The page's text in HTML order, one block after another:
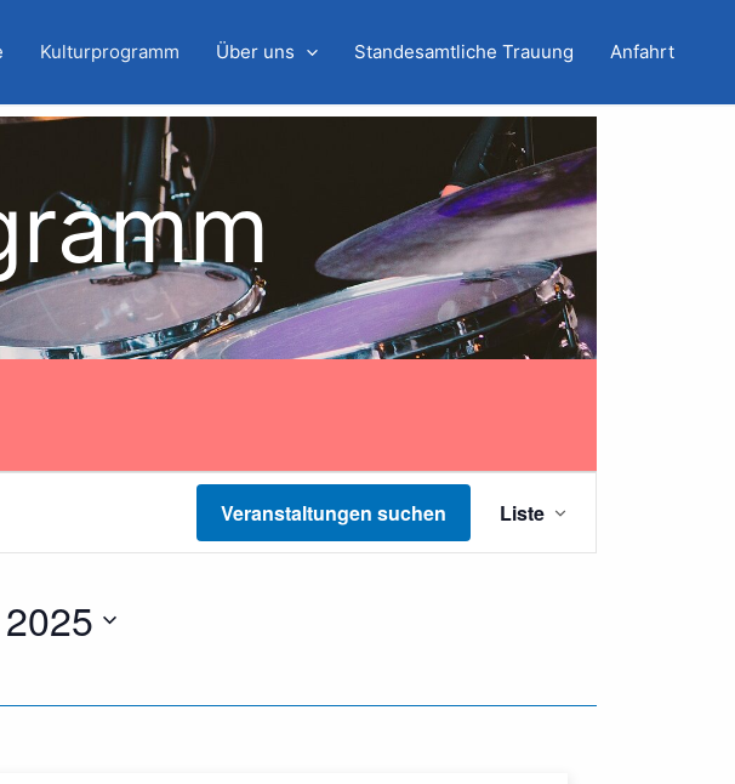
Kulturprogramm Über uns Standesamtliche Trauung Anfahrt
Veranstaltungen suchen
Ansichten-
Liste